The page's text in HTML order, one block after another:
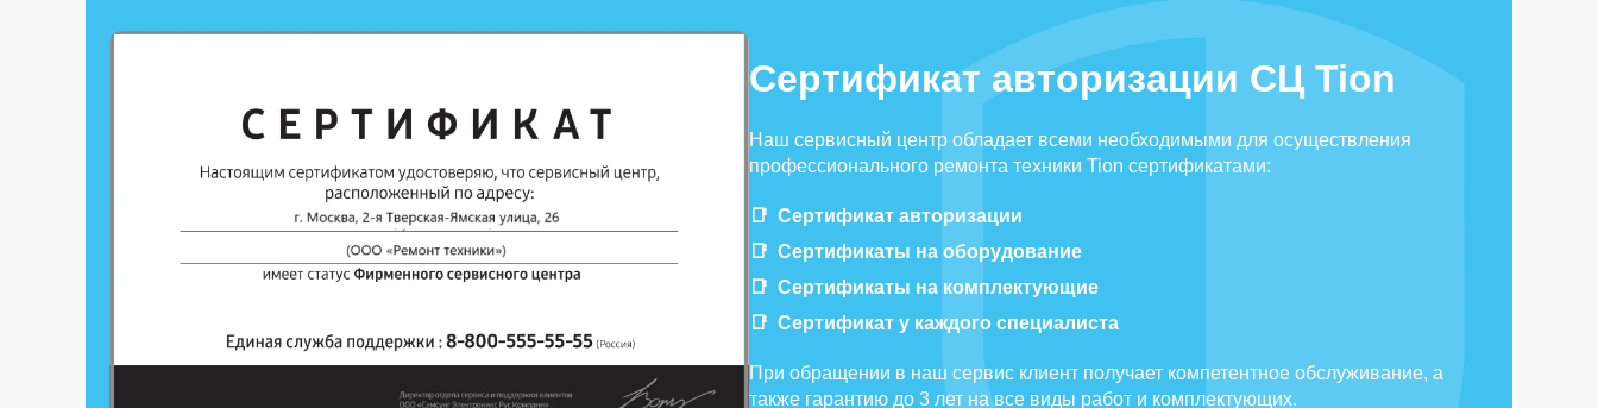
Сертификат авторизации СЦ Tion
Наш сервисный центр обладает всеми необходимыми для осуществления
профессионального ремонта техники Tion сертификатами:
Сертификат авторизации
Сертификаты на оборудование
Сертификаты на комплектующие
Сертификат у каждого специалиста
При обращении в наш сервис клиент получает компетентное обслуживание, а
также гарантию до 3 лет на все виды работ и комплектующих.